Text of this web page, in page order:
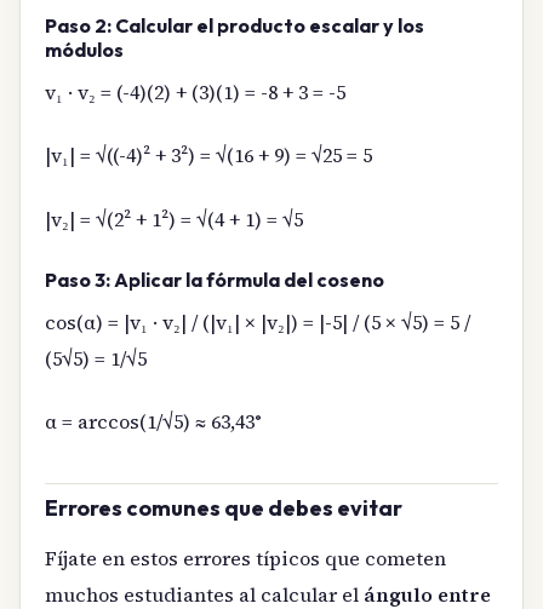
Paso 2: Calcular el producto escalar y los
módulos
v₁ · v₂ = (-4)(2) + (3)(1) = -8 + 3 = -5
|v₁| = √((-4)² + 3²) = √(16 + 9) = √25 = 5
|v₂| = √(2² + 1²) = √(4 + 1) = √5
Paso 3: Aplicar la fórmula del coseno
cos(α) = |v₁ · v₂| / (|v₁| × |v₂|) = |-5| / (5 × √5) = 5 /
(5√5) = 1/√5
α = arccos(1/√5) ≈ 63,43°
Errores comunes que debes evitar
Fíjate en estos errores típicos que cometen
muchos estudiantes al calcular el ángulo entre